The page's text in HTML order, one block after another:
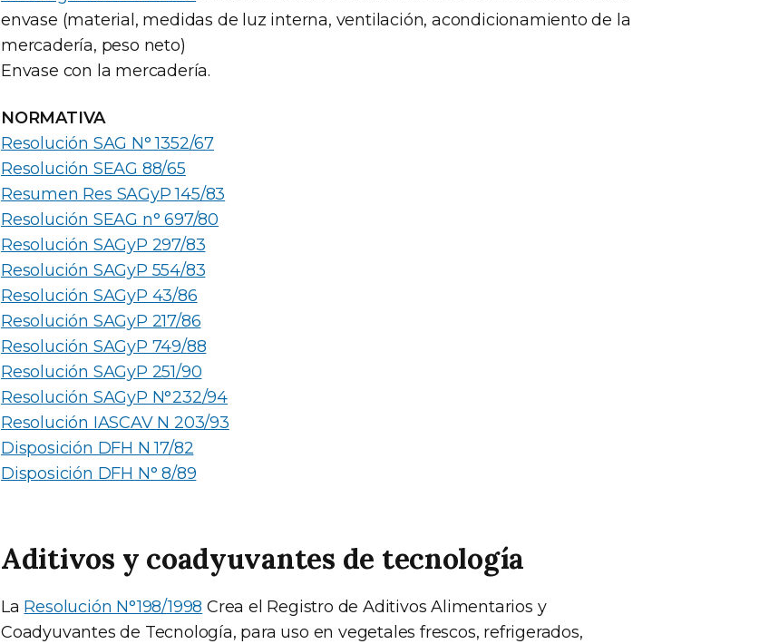
envase (material, medidas de luz interna, ventilación, acondicionamiento de la
mercadería, peso neto)
Envase con la mercadería.
NORMATIVA
Resolución SAG N° 1352/67
Resolución SEAG 88/65
Resumen Res SAGyP 145/83
Resolución SEAG n° 697/80
Resolución SAGyP 297/83
Resolución SAGyP 554/83
Resolución SAGyP 43/86
Resolución SAGyP 217/86
Resolución SAGyP 749/88
Resolución SAGyP 251/90
Resolución SAGyP N°232/94
Resolución IASCAV N 203/93
Disposición DFH N 17/82
Disposición DFH N° 8/89
Aditivos y coadyuvantes de tecnología
La Resolución N°198/1998 Crea el Registro de Aditivos Alimentarios y
Coadyuvantes de Tecnología, para uso en vegetales frescos, refrigerados,